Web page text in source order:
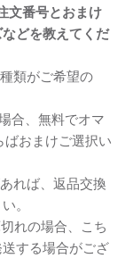
文番号とおまけ
どを教えてくだ
類がご希望の
合、無料でオマ
おまけご選択い
れば、返品交換
。
れの場合、こち
する場合がござ